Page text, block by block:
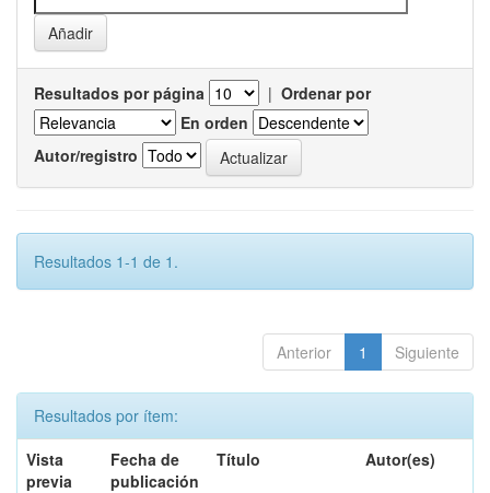
Resultados por página | Ordenar por
En orden
Autor/registro
Resultados 1-1 de 1.
Anterior 1 Siguiente
Resultados por ítem:
Vista
previa
Fecha de
publicación
Título Autor(es)